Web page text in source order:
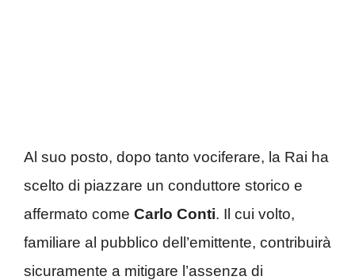
Al suo posto, dopo tanto vociferare, la Rai ha
scelto di piazzare un conduttore storico e
affermato come Carlo Conti. Il cui volto,
familiare al pubblico dell’emittente, contribuirà
sicuramente a mitigare l’assenza di